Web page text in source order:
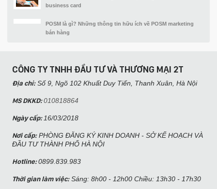
business card
POSM là gì? Những thông tin hữu ích về POSM marketing
bán hàng
CÔNG TY TNHH ĐẦU TƯ VÀ THƯƠNG MẠI 2T
Địa chỉ:Số 9, Ngõ 102 Khuất Duy Tiến, Thanh Xuân, Hà Nội​
MS DKKD:010818864
Ngày cấp: 16/03/2018
Nơi cấp:PHÒNG ĐĂNG KÝ KINH DOANH - SỞ KẾ HOẠCH VÀ
ĐẦU TƯ THÀNH PHỐ HÀ NỘI
Hotline:0899.839.983
Thời gian làm việc:Sáng: 8h00 - 12h00 Chiều: 13h30 - 17h30